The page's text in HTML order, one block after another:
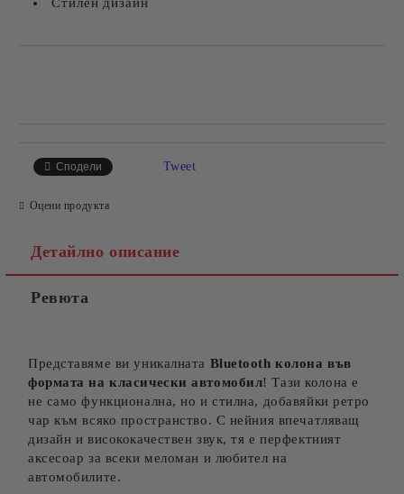
Сподели Tweet
Оцени продукта
Детайлно описание
Ревюта
Представяме ви уникалната Bluetooth колона във
формата на класически автомобил! Тази колона е
не само функционална, но и стилна, добавяйки ретро
чар към всяко пространство. С нейния впечатляващ
дизайн и висококачествен звук, тя е перфектният
аксесоар за всеки меломан и любител на
автомобилите.